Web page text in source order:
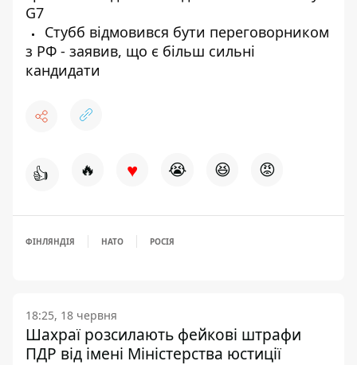
G7
Стубб відмовився бути переговорником
з РФ - заявив, що є більш сильні
кандидати
👍 🔥 ♥ 😭 😆 😡
ФІНЛЯНДІЯ НАТО РОСІЯ
18:25, 18 червня
Шахраї розсилають фейкові штрафи
ПДР від імені Міністерства юстиції